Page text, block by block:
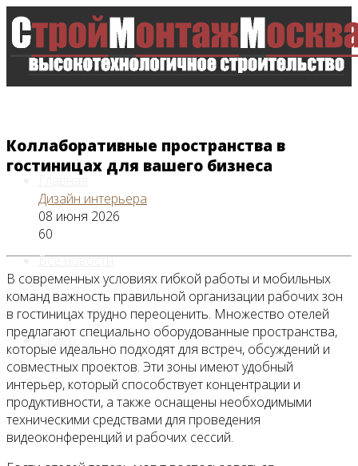
Главная
Все новости
Видео
Коллаборативные пространства в
гостиницах для вашего бизнеса
Дизайн интерьера
08 июня 2026
60
В современных условиях гибкой работы и мобильных
команд важность правильной организации рабочих зон
в гостиницах трудно переоценить. Множество отелей
предлагают специально оборудованные пространства,
которые идеально подходят для встреч, обсуждений и
совместных проектов. Эти зоны имеют удобный
интерьер, который способствует концентрации и
продуктивности, а также оснащены необходимыми
техническими средствами для проведения
видеоконференций и рабочих сессий.